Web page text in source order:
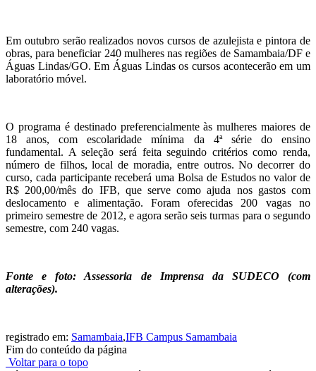
Em outubro serão realizados novos cursos de azulejista e pintora de
obras, para beneficiar 240 mulheres nas regiões de Samambaia/DF e
Águas Lindas/GO. Em Águas Lindas os cursos acontecerão em um
laboratório móvel.
O programa é destinado preferencialmente às mulheres maiores de
18 anos, com escolaridade mínima da 4ª série do ensino
fundamental. A seleção será feita seguindo critérios como renda,
número de filhos, local de moradia, entre outros. No decorrer do
curso, cada participante receberá uma Bolsa de Estudos no valor de
R$ 200,00/mês do IFB, que serve como ajuda nos gastos com
deslocamento e alimentação. Foram oferecidas 200 vagas no
primeiro semestre de 2012, e agora serão seis turmas para o segundo
semestre, com 240 vagas.
Fonte e foto: Assessoria de Imprensa da SUDECO (com
alterações).
registrado em: Samambaia,IFB Campus Samambaia
Fim do conteúdo da página
Voltar para o topo